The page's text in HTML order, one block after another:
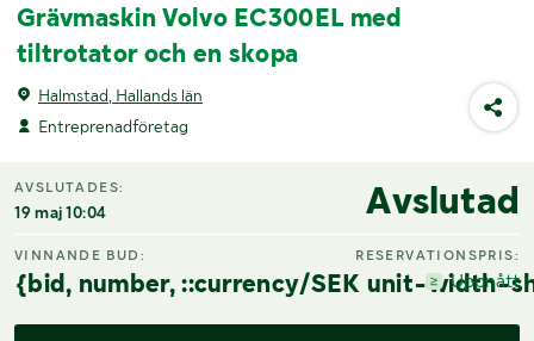
Grävmaskin Volvo EC300EL med
tiltrotator och en skopa
Halmstad, Hallands län
Entreprenadföretag
AVSLUTADES:
19 maj 10:04 Avslutad
VINNANDE BUD:
{bid, number, ::currency/SEK unit-width-
RESERVATIONSPRIS:
Uppnått